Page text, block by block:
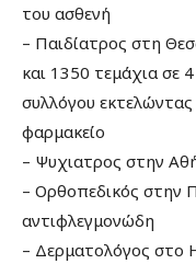
του ασθενή
– Παιδίατρος στη
και 1350 τεμάχια σε
συλλόγου εκτελώντας
φαρμακείο
– Ψυχιατρος στην
– Ορθοπεδικός στην
αντιφλεγμονώδη
– Δερματολόγος στο